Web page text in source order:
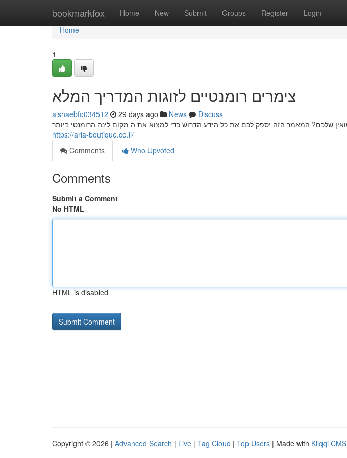
bookmarkfox Home New Submit Groups Register Login
Home
Home
1
צימרים רומנטיים לזוגות המדריך המלא
aishaebfo034512 29 days ago News
Discuss
https://aria-boutique.co.il/
Comments
Who Upvoted
Comments
Submit a Comment
No HTML
HTML is disabled
Copyright © 2026 | Advanced Search | Live | Tag Cloud | Top Users | Made with Kliqqi CMS